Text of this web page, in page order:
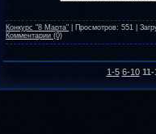
Конкурс "8 Марта" Просмотров: 551
Комментарии (0)
1-5 6-10 11-